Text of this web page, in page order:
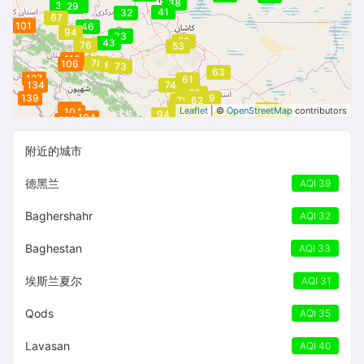
75
32
29
63
38
110
33
94 71
58
41
76
67
43
29
61
73
94
74
106
33
53
127
78
46
71
139
68
73
83
101
102
82
134
70
71
104
104
103
33
58
29
63
78
106
52
59
83
83
7067
101
33
106
62
67
67
67
33
33
Leaflet| ©OpenStreetMap contributors
附近的城市
德黑兰 AQI 39
Baghershahr AQI 32
Baghestan AQI 33
埃斯兰夏尔 AQI 31
Qods AQI 35
Lavasan AQI 40